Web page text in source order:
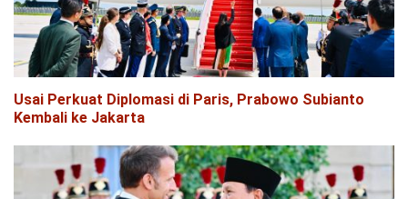
Usai Perkuat Diplomasi di Paris, Prabowo Subianto
Kembali ke Jakarta